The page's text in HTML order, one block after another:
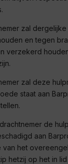
.
zal
en tegen
verzekerd
zal deze
staat aan
de
aan
van het
hetzij op het in